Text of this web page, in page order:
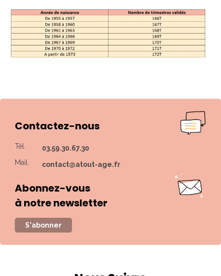
Contactez-nous
Tél.
03.59.30.67.30
Mail.
contact@atout-age.fr
Abonnez-vous
à notre newsletter
S'abonner